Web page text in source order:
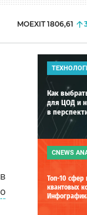
MOEXIT 1806,61
Как
для ЦОД и
в
CNEWS
Топ-10 сфер
квантовых